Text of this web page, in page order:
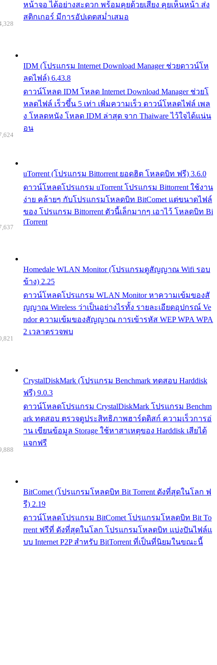
หน้าจอ ได้อย่างสะดวก พร้อมคุยด้วยเสียง คุยเห็นหน้า ส่ง
สติกเกอร์ มีการอัปเดตสม่ำเสมอ
IDM (โปรแกรม Internet Download Manager ช่วยดาวน์โห
ลดไฟล์) 6.43.8
ดาวน์โหลด IDM โหลด Internet Download Manager ช่วยโ
หลดไฟล์ เร็วขึ้น 5 เท่า เพิ่มความเร็ว ดาวน์โหลดไฟล์ เพล
ง โหลดหนัง โหลด IDM ล่าสุด จาก Thaiware ไว้ใจได้แน่น
อน
uTorrent (โปรแกรม Bittorrent ยอดฮิต โหลดบิท ฟรี) 3.6.0
ดาวน์โหลดโปรแกรม uTorrent โปรแกรม Bittorrent ใช้งาน
ง่าย คล้ายๆ กับโปรแกรมโหลดบิท BitComet แต่ขนาดไฟล์
ของ โปรแกรม Bittorrent ตัวนี้เล็กมากๆ เอาไว้ โหลดบิท Bi
tTorrent
Homedale WLAN Monitor (โปรแกรมดูสัญญาณ Wifi รอบ
ข้าง) 2.25
ดาวน์โหลดโปรแกรม WLAN Monitor หาความเข้มของสั
ญญาณ Wireless ว่าเป็นอย่างไรทั้ง รายละเอียดอุปกรณ์ Ve
ndor ความเข้มของสัญญาณ การเข้ารหัส WEP WPA WPA
2 เวลาตรวจพบ
CrystalDiskMark (โปรแกรม Benchmark ทดสอบ Harddisk
ฟรี) 9.0.3
ดาวน์โหลดโปรแกรม CrystalDiskMark โปรแกรม Benchm
ark ทดสอบ ตรวจดูประสิทธิภาพฮาร์ดดิสก์ ความเร็วการอ่
าน เขียนข้อมูล Storage ใช้หาสาเหตุของ Harddisk เสียได้
แจกฟรี
BitComet (โปรแกรมโหลดบิท Bit Torrent ดังที่สุดในโลก ฟ
รี) 2.19
ดาวน์โหลดโปรแกรม BitComet โปรแกรมโหลดบิท Bit To
rrent ฟรีที่ ดังที่สุดในโลก โปรแกรมโหลดบิท แบ่งปันไฟล์แ
บบ Internet P2P สำหรับ BitTorrent ที่เป็นที่นิยมในขณะนี้